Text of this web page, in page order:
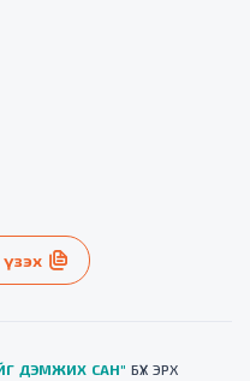
ДЭМЖИХ САН" БҮХ ЭРХ